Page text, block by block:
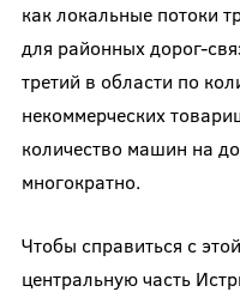
как локальные потоки
для районных дорог-
третий в области по
некоммерческих
количество машин на
многократно.
Чтобы справиться с
центральную часть